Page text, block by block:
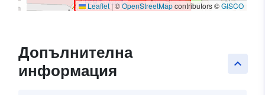
Leaflet | ©OpenStreetMapcontributors ©GISCO
keyboard_arrow_up
Допълнителна
информация